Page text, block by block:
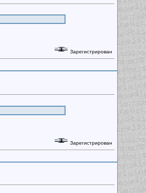
Зарегистрирован
Зарегистрирован